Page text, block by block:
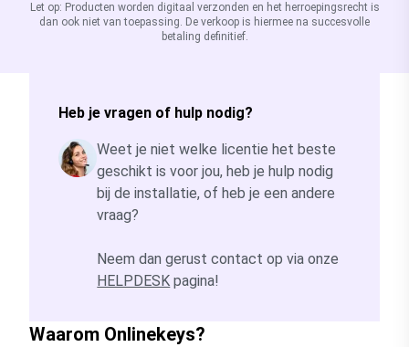
Let op: Producten worden digitaal verzonden en het herroepingsrecht is
dan ook niet van toepassing. De verkoop is hiermee na succesvolle
betaling definitief.
Heb je vragen of hulp nodig?
Weet je niet welke licentie het beste
geschikt is voor jou, heb je hulp nodig
bij de installatie, of heb je een andere
vraag?
Neem dan gerust contact op via onze
HELPDESK pagina!
Waarom Onlinekeys?